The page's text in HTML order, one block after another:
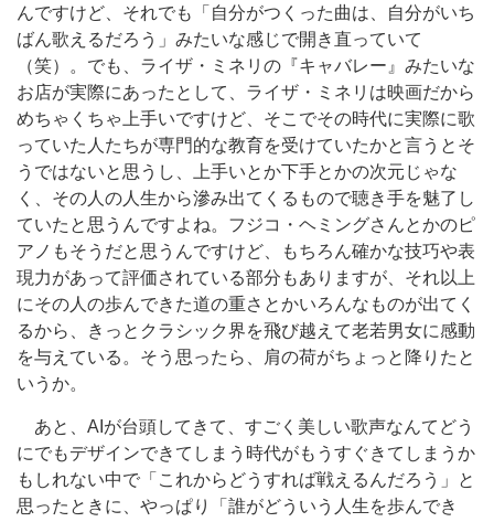
んですけど、それでも「自分がつくった曲は、自分がいち
ばん歌えるだろう」みたいな感じで開き直っていて
（笑）。でも、ライザ・ミネリの『キャバレー』みたいな
お店が実際にあったとして、ライザ・ミネリは映画だから
めちゃくちゃ上手いですけど、そこでその時代に実際に歌
っていた人たちが専門的な教育を受けていたかと言うとそ
うではないと思うし、上手いとか下手とかの次元じゃな
く、その人の人生から滲み出てくるもので聴き手を魅了し
ていたと思うんですよね。フジコ・ヘミングさんとかのピ
アノもそうだと思うんですけど、もちろん確かな技巧や表
現力があって評価されている部分もありますが、それ以上
にその人の歩んできた道の重さとかいろんなものが出てく
るから、きっとクラシック界を飛び越えて老若男女に感動
を与えている。そう思ったら、肩の荷がちょっと降りたと
いうか。
あと、AIが台頭してきて、すごく美しい歌声なんてどう
にでもデザインできてしまう時代がもうすぐきてしまうか
もしれない中で「これからどうすれば戦えるんだろう」と
思ったときに、やっぱり「誰がどういう人生を歩んでき